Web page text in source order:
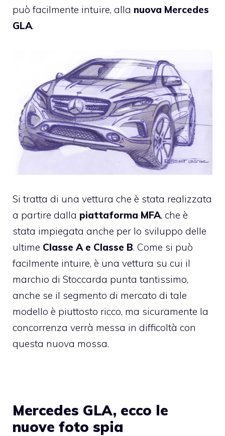
può facilmente intuire, alla nuova Mercedes
GLA.
Si tratta di una vettura che è stata realizzata
a partire dalla piattaforma MFA, che è
stata impiegata anche per lo sviluppo delle
ultime Classe A e Classe B. Come si può
facilmente intuire, è una vettura su cui il
marchio di Stoccarda punta tantissimo,
anche se il segmento di mercato di tale
modello è piuttosto ricco, ma sicuramente la
concorrenza verrà messa in difficoltà con
questa nuova mossa.
Mercedes GLA, ecco le
nuove foto spia